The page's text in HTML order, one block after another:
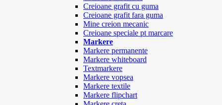
Creioane grafit cu guma
Creioane grafit fara guma
Mine creion mecanic
Creioane speciale pt marcare
Markere
Markere permanente
Markere whiteboard
Textmarkere
Markere vopsea
Markere textile
Markere flipchart